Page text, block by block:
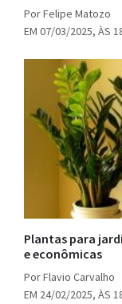
Por Felipe Matozo
EM 07/03/2025, ÀS
Plantas para
e econômicas
Por Flavio Carvalho
EM 24/02/2025, ÀS